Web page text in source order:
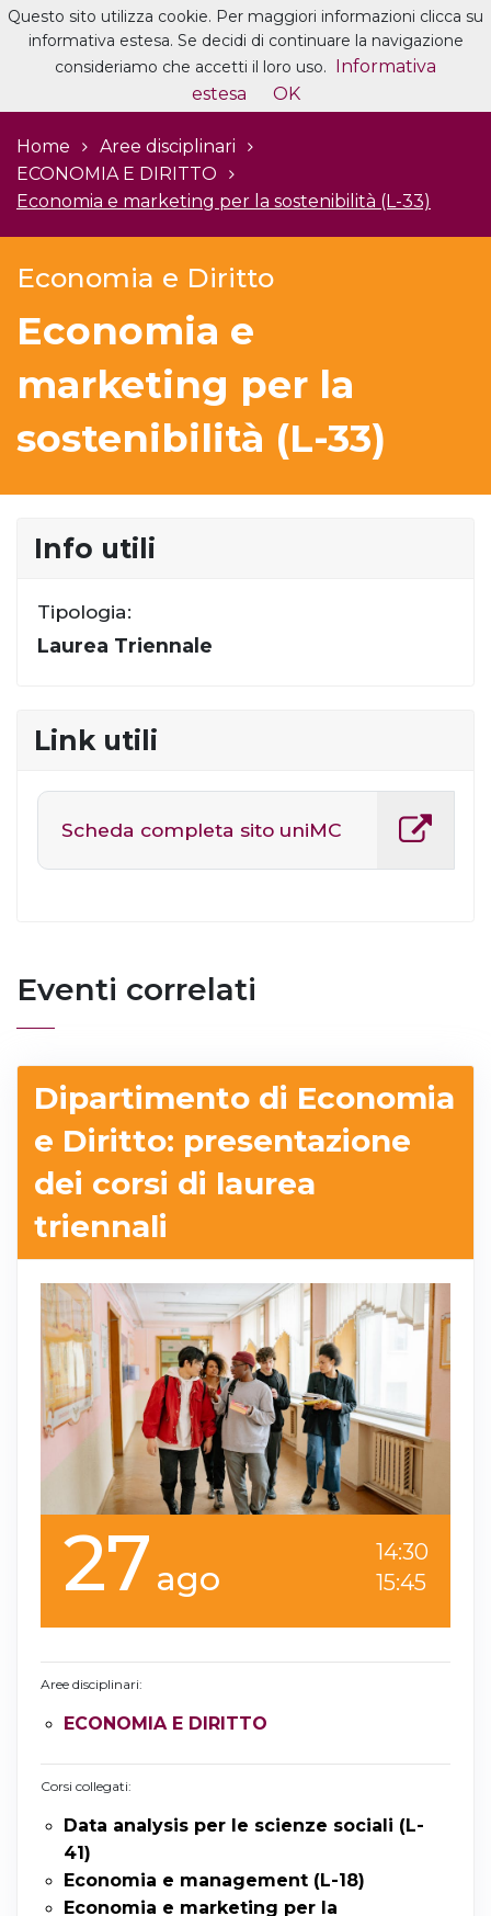
Home
Aree disciplinari
ECONOMIA E DIRITTO
Economia e marketing per la sostenibilità (L-33)
Economia e Diritto
Economia e
marketing per la
sostenibilità (L-33)
Info utili
Tipologia:
Laurea Triennale
Link utili
Scheda completa sito uniMC
Eventi correlati
Dipartimento di Economia
e Diritto: presentazione
dei corsi di laurea
triennali
27 ago
14:30
15:45
Aree disciplinari:
ECONOMIA E DIRITTO
Corsi collegati:
Data analysis per le scienze sociali (L-
41)
Economia e management (L-18)
Economia e marketing per la
Questo sito utilizza cookie. Per maggiori informazioni clicca su
informativa estesa. Se decidi di continuare la navigazione
consideriamo che accetti il loro uso. Informativa
estesa
OK